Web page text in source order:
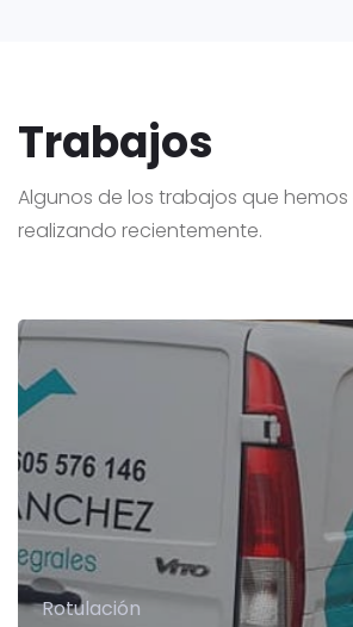
Trabajos
Algunos de los trabajos que
realizando recientemente.
Rotulación